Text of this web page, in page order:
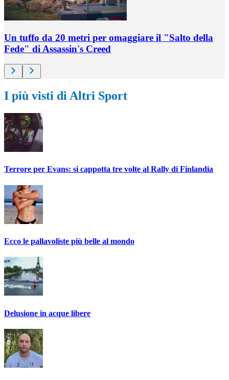
Un tuffo da 20 metri per omaggiare il "Salto della
Fede" di Assassin's Creed
I più visti di Altri Sport
Terrore per Evans: si cappotta tre volte al Rally di Finlandia
Ecco le pallavoliste più belle al mondo
Delusione in acque libere